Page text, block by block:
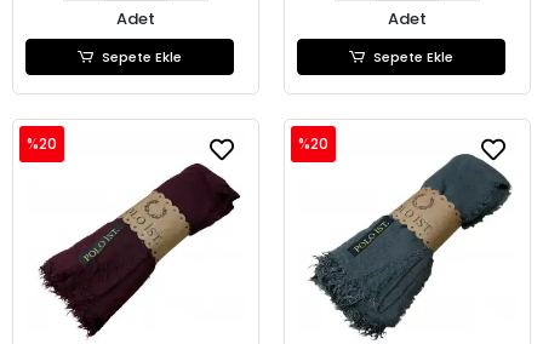
Adet
Sepete Ekle
Adet
Sepete Ekle
%20 %20